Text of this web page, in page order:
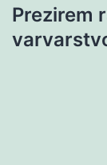
Prezirem